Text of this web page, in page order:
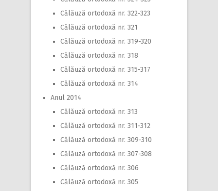
Călăuză ortodoxă nr. 322-323
Călăuză ortodoxă nr. 321
Călăuză ortodoxă nr. 319-320
Călăuză ortodoxă nr. 318
Călăuză ortodoxă nr. 315-317
Călăuză ortodoxă nr. 314
Anul 2014
Călăuză ortodoxă nr. 313
Călăuză ortodoxă nr. 311-312
Călăuză ortodoxă nr. 309-310
Călăuză ortodoxă nr. 307-308
Călăuză ortodoxă nr. 306
Călăuză ortodoxă nr. 305